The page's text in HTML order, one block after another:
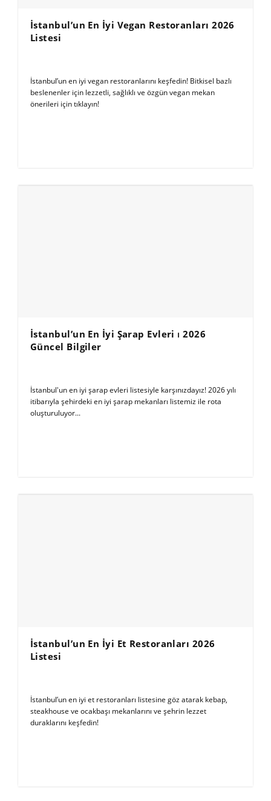
İstanbul’un En İyi Vegan Restoranları 2026
Listesi
İstanbul’un en iyi vegan restoranlarını keşfedin! Bitkisel bazlı
beslenenler için lezzetli, sağlıklı ve özgün vegan mekan
önerileri için tıklayın!
İstanbul’un En İyi Şarap Evleri ⏐ 2026
Güncel Bilgiler
İstanbul'un en iyi şarap evleri listesiyle karşınızdayız! 2026 yılı
itibarıyla şehirdeki en iyi şarap mekanları listemiz ile rota
oluşturuluyor...
İstanbul’un En İyi Et Restoranları 2026
Listesi
İstanbul’un en iyi et restoranları listesine göz atarak kebap,
steakhouse ve ocakbaşı mekanlarını ve şehrin lezzet
duraklarını keşfedin!